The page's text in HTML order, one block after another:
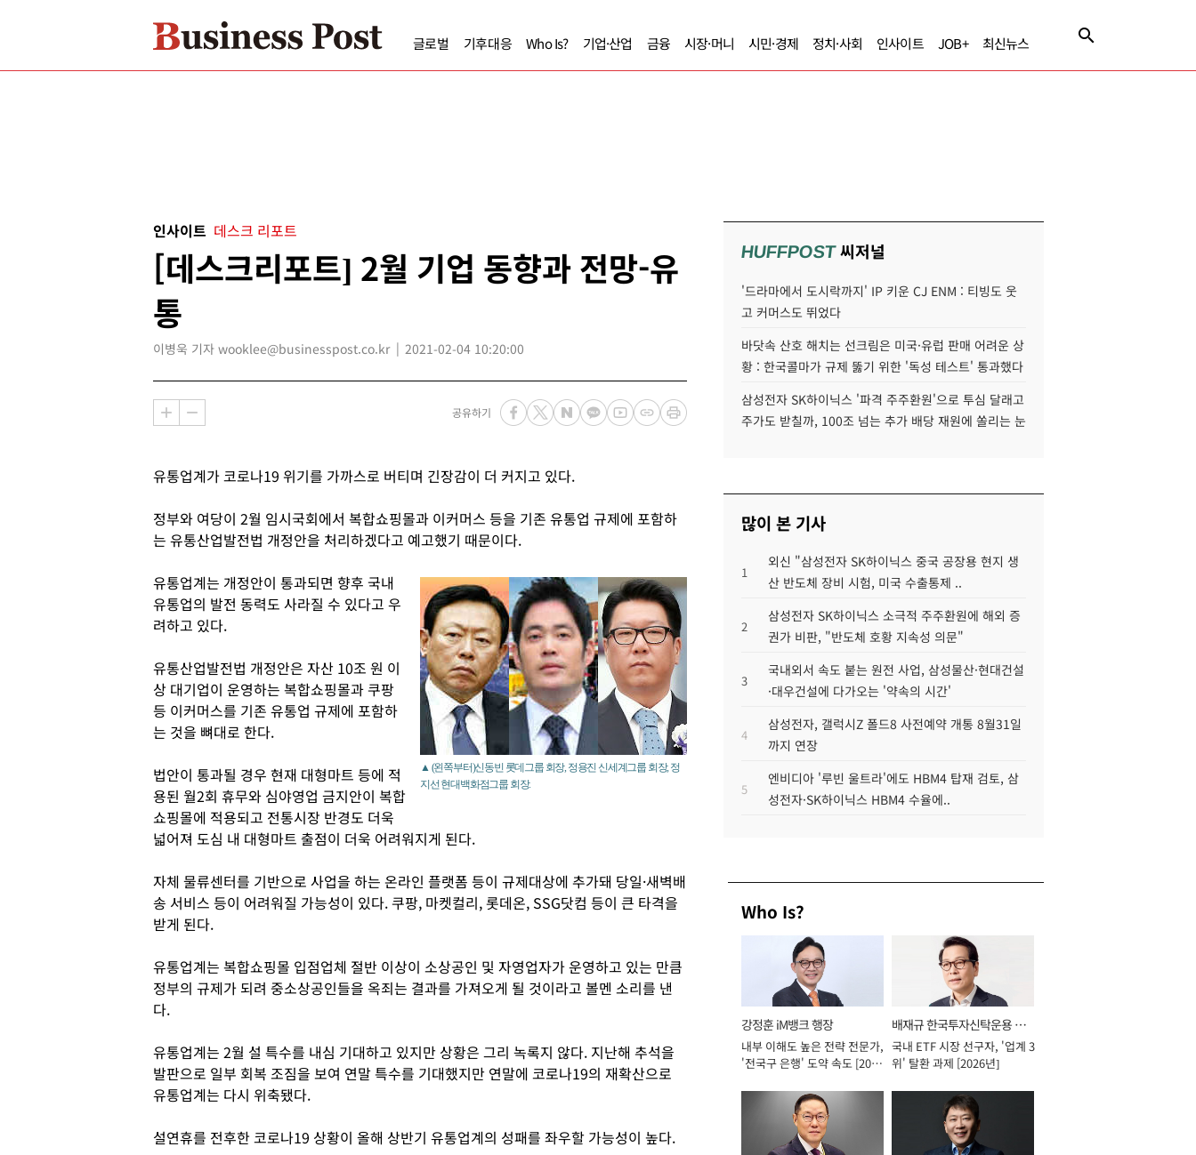
글로벌 기후대응 Who Is? 기업·산업 금융 시장·머니 시민·경제 정치·사회 인사이트 JOB+ 최신뉴스
인사이트 데스크 리포트
[데스크리포트] 2월 기업 동향과 전망-유
통
이병욱 기자 wooklee@businesspost.co.kr 2021-02-04 10:20:00
공유하기
유통업계가 코로나19 위기를 가까스로 버티며 긴장감이 더 커지고 있다.
정부와 여당이 2월 임시국회에서 복합쇼핑몰과 이커머스 등을 기존 유통업 규제에 포함하
는 유통산업발전법 개정안을 처리하겠다고 예고했기 때문이다.
▲ (왼쪽부터)신동빈 롯데그룹 회장, 정용진 신세계그룹 회장, 정
지선 현대백화점그룹 회장.
유통업계는 개정안이 통과되면 향후 국내
유통업의 발전 동력도 사라질 수 있다고 우
려하고 있다.
유통산업발전법 개정안은 자산 10조 원 이
상 대기업이 운영하는 복합쇼핑몰과 쿠팡
등 이커머스를 기존 유통업 규제에 포함하
는 것을 뼈대로 한다.
법안이 통과될 경우 현재 대형마트 등에 적
용된 월2회 휴무와 심야영업 금지안이 복합
쇼핑몰에 적용되고 전통시장 반경도 더욱
넓어져 도심 내 대형마트 출점이 더욱 어려워지게 된다.
자체 물류센터를 기반으로 사업을 하는 온라인 플랫폼 등이 규제대상에 추가돼 당일·새벽배
송 서비스 등이 어려워질 가능성이 있다. 쿠팡, 마켓컬리, 롯데온, SSG닷컴 등이 큰 타격을
받게 된다.
유통업계는 복합쇼핑몰 입점업체 절반 이상이 소상공인 및 자영업자가 운영하고 있는 만큼
정부의 규제가 되려 중소상공인들을 옥죄는 결과를 가져오게 될 것이라고 볼멘 소리를 낸
다.
유통업계는 2월 설 특수를 내심 기대하고 있지만 상황은 그리 녹록지 않다. 지난해 추석을
발판으로 일부 회복 조짐을 보여 연말 특수를 기대했지만 연말에 코로나19의 재확산으로
유통업계는 다시 위축됐다.
설연휴를 전후한 코로나19 상황이 올해 상반기 유통업계의 성패를 좌우할 가능성이 높다.
HUFFPOST씨저널
'드라마에서 도시락까지' IP 키운 CJ ENM : 티빙도 웃
고 커머스도 뛰었다
바닷속 산호 해치는 선크림은 미국·유럽 판매 어려운 상
황 : 한국콜마가 규제 뚫기 위한 '독성 테스트' 통과했다
삼성전자 SK하이닉스 '파격 주주환원'으로 투심 달래고
주가도 받칠까, 100조 넘는 추가 배당 재원에 쏠리는 눈
많이 본 기사
1
외신 "삼성전자 SK하이닉스 중국 공장용 현지 생
산 반도체 장비 시험, 미국 수출통제 ..
2
삼성전자 SK하이닉스 소극적 주주환원에 해외 증
권가 비판, "반도체 호황 지속성 의문"
3
국내외서 속도 붙는 원전 사업, 삼성물산·현대건설
·대우건설에 다가오는 '약속의 시간'
4
삼성전자, 갤럭시Z 폴드8 사전예약 개통 8월31일
까지 연장
5
엔비디아 '루빈 울트라'에도 HBM4 탑재 검토, 삼
성전자·SK하이닉스 HBM4 수율에..
Who Is?
강정훈 iM뱅크 행장
내부 이해도 높은 전략 전문가,
'전국구 은행' 도약 속도 [2026
배재규 한국투자신탁운용 대
표이사 사장
국내 ETF 시장 선구자, '업계 3
위' 탈환 과제 [2026년]